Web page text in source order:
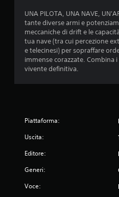
UNA PILOTA, UNA NAVE,
tante diverse armi e
meccaniche di drift e le
tua nave (tra cui percezione
e telecinesi) per sopraffare
immense corazzate.
vivente definitiva.
Piattaforma:
Uscita:
Editore:
Generi:
Voce: